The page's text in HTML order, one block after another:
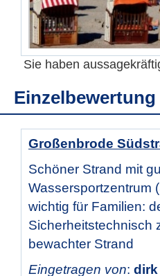
Sie haben
Einzelbewertung
Großenbrode
Schöner Strand mit
Wassersportzentrum
wichtig für Familien:
Sicherheitstechnisch
bewachter Strand
Eingetragen von: dirk